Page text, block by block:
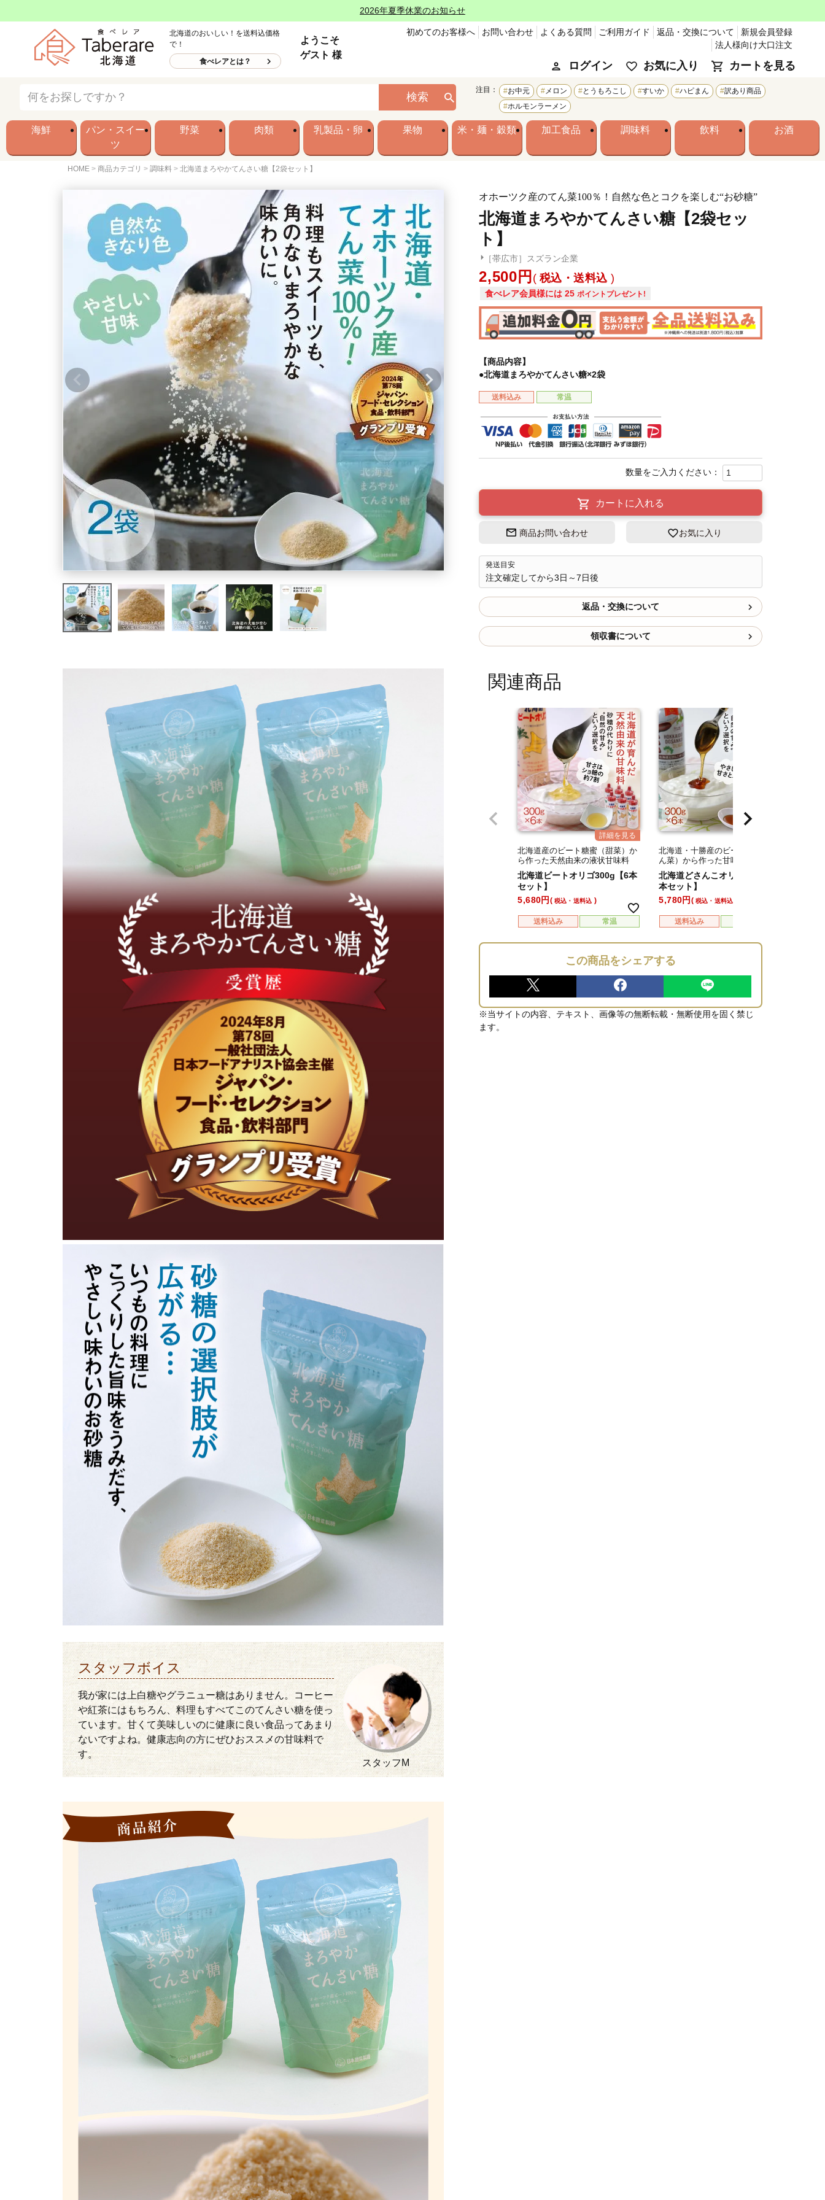
2026年夏季休業のお知らせ
北海道のおいしい！を送料込価格
で！
食べレアとは？
ようこそ
ゲスト 様
初めてのお客様へ お問い合わせ よくある質問 ご利用ガイド 返品・交換について
新規会員登録
法人様向け大口注文
ログイン お気に入り カートを見る
検索
注目： お中元 メロン とうもろこし すいか ハピまん
訳あり商品
ホルモンラーメン
海鮮
パン・スイー
ツ
野菜 肉類 乳製品・卵 果物 米・麺・穀類 加工食品 調味料 飲料 お酒
HOME 商品カテゴリ 調味料 北海道まろやかてんさい糖【2袋セット】
オホーツク産のてん菜100％！自然な色とコクを楽しむ“お砂糖”
北海道まろやかてんさい糖【2袋セッ
ト】
［帯広市］スズラン企業
2,500 税込・送料込
食べレア会員様には 25 ポイントプレゼント!
【商品内容】
●北海道まろやかてんさい糖×2袋
送料込み 常温
カートに入れる
商品お問い合わせ お気に入り
発送目安
注文確定してから3日～7日後
返品・交換について
領収書について
関連商品
北海道産のビート糖蜜（甜菜）か
ら作った天然由来の液状甘味料
北海道ビートオリゴ300g【6本
セット】
送料込み 常温
5,680 税込・送料込
北海道・十勝産のビート糖蜜（て
ん菜）から作った甘味シロップ
北海道どさんこオリゴ300g【6
本セット】
送料込み
5,780 税込・送料込
この商品をシェアする
※当サイトの内容、テキスト、画像等の無断転載・無断使用を固く禁じ
ます。
スタッフボイス
我が家には上白糖やグラニュー糖はありません。コーヒー
や紅茶にはもちろん、料理もすべてこのてんさい糖を使っ
ています。甘くて美味しいのに健康に良い食品ってあまり
ないですよね。健康志向の方にぜひおススメの甘味料で
す。
スタッフM